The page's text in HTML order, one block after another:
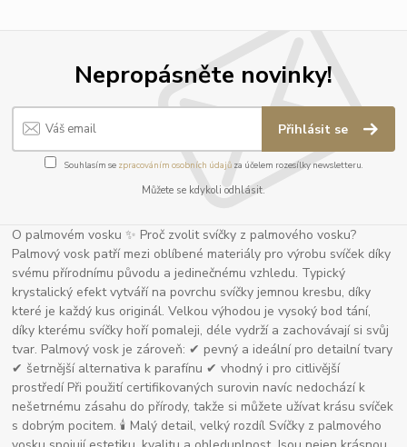
Nepropásněte novinky!
Přihlásit se
Souhlasím se zpracováním osobních údajůza účelem rozesílky newsletteru.
Můžete se kdykoli odhlásit.
O palmovém vosku ✨ Proč zvolit svíčky z palmového vosku?
Palmový vosk patří mezi oblíbené materiály pro výrobu svíček díky
svému přírodnímu původu a jedinečnému vzhledu. Typický
krystalický efekt vytváří na povrchu svíčky jemnou kresbu, díky
které je každý kus originál. Velkou výhodou je vysoký bod tání,
díky kterému svíčky hoří pomaleji, déle vydrží a zachovávají si svůj
tvar. Palmový vosk je zároveň: ✔ pevný a ideální pro detailní tvary
✔ šetrnější alternativa k parafínu ✔ vhodný i pro citlivější
prostředí Při použití certifikovaných surovin navíc nedochází k
nešetrnému zásahu do přírody, takže si můžete užívat krásu svíček
s dobrým pocitem. 🕯 Malý detail, velký rozdíl Svíčky z palmového